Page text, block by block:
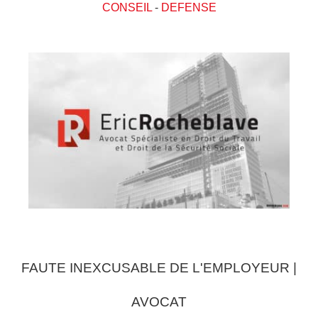
CONSEIL- DEFENSE
FAUTE INEXCUSABLE DE L'EMPLOYEUR |
AVOCAT